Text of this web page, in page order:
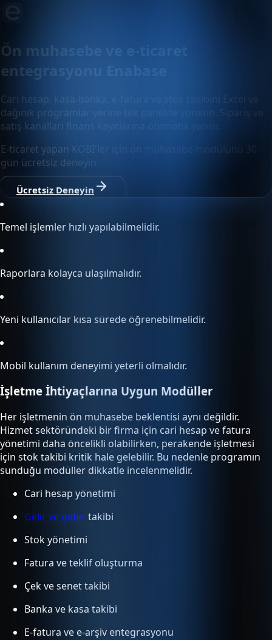
Ön muhasebe ve e-ticaret
entegrasyonu Enabase
Cari hesap, kasa-banka, e-fatura ve stok takibini Excel ve
dağınık programlar yerine tek panelde yönetin. Sipariş ve
satış kanalları finans kayıtlarına otomatik yansır.
E-ticaret yapan KOBİ'ler için ön muhasebe modülünü 30
gün ücretsiz deneyin.
Ücretsiz Deneyin
Temel işlemler hızlı yapılabilmelidir.
Raporlara kolayca ulaşılmalıdır.
Yeni kullanıcılar kısa sürede öğrenebilmelidir.
Mobil kullanım deneyimi yeterli olmalıdır.
İşletme İhtiyaçlarına Uygun Modüller
Her işletmenin ön muhasebe beklentisi aynı değildir.
Hizmet sektöründeki bir firma için cari hesap ve fatura
yönetimi daha öncelikli olabilirken, perakende işletmesi
için stok takibi kritik hale gelebilir. Bu nedenle programın
sunduğu modüller dikkatle incelenmelidir.
Cari hesap yönetimi
Gelir ve gidertakibi
Stok yönetimi
Fatura ve teklif oluşturma
Çek ve senet takibi
Banka ve kasa takibi
E-fatura ve e-arşiv entegrasyonu